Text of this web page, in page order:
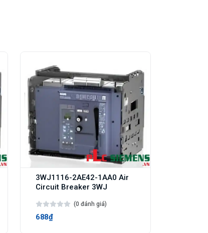
3WJ1116-2AE42-1AA0 Air
Circuit Breaker 3WJ
(0 đánh giá)
688₫